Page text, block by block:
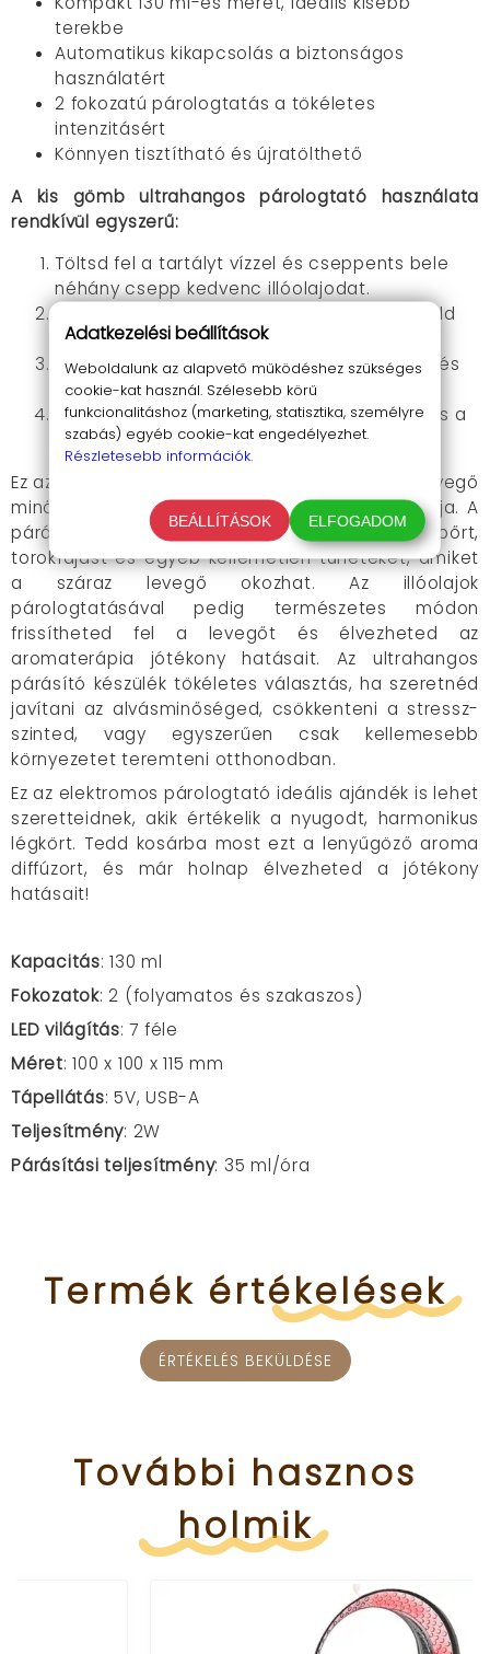
terekbe
Automatikus kikapcsolás a biztonságos
használatért
2 fokozatú párologtatás a tökéletes
intenzitásért
Könnyen tisztítható és újratölthető
A kis gömb ultrahangos párologtató használata
rendkívül egyszerű:
Töltsd fel a tartályt vízzel és cseppents bele
néhány csepp kedvenc illóolajodat.
Csatlakoztasd az áramforráshoz és kapcsold
be a készüléket.
Válaszd ki a kívánt párologtatási fokozatot és
hangulatvilágítást.
Dőlj hátra és élvezd a friss, illatos levegőt és a
kellemes fényeket!
Ez az aromaterápiás párologtató nem csak a levegő
minőségét javítja, de a hangulatodat is feldobja. A
párásító diffúzor segít megelőzni a száraz bőrt,
torokfájást és egyéb kellemetlen tüneteket, amiket
a száraz levegő okozhat. Az illóolajok
párologtatásával pedig természetes módon
frissítheted fel a levegőt és élvezheted az
aromaterápia jótékony hatásait. Az ultrahangos
párásító készülék tökéletes választás, ha szeretnéd
javítani az alvásminőséged, csökkenteni a stressz-
szinted, vagy egyszerűen csak kellemesebb
környezetet teremteni otthonodban.
Ez az elektromos párologtató ideális ajándék is lehet
szeretteidnek, akik értékelik a nyugodt, harmonikus
légkört. Tedd kosárba most ezt a lenyűgöző aroma
diffúzort, és már holnap élvezheted a jótékony
hatásait!
Kapacitás: 130 ml
Fokozatok: 2 (folyamatos és szakaszos)
LED világítás: 7 féle
Méret: 100 x 100 x 115 mm
Tápellátás: 5V, USB-A
Teljesítmény: 2W
Párásítási teljesítmény: 35 ml/óra
Termék értékelések
ÉRTÉKELÉS BEKÜLDÉSE
További hasznos
holmik
Adatkezelési beállítások
Weboldalunk az alapvető működéshez szükséges
cookie-kat használ. Szélesebb körű
funkcionalitáshoz (marketing, statisztika, személyre
szabás) egyéb cookie-kat engedélyezhet.
Részletesebb információk.
BEÁLLÍTÁSOK ELFOGADOM